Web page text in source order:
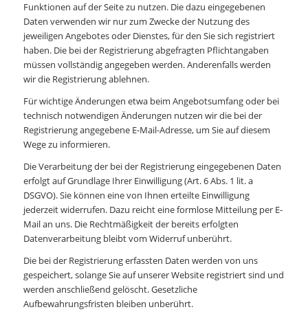
Funktionen auf der Seite zu nutzen. Die dazu eingegebenen
Daten verwenden wir nur zum Zwecke der Nutzung des
jeweiligen Angebotes oder Dienstes, für den Sie sich registriert
haben. Die bei der Registrierung abgefragten Pflichtangaben
müssen vollständig angegeben werden. Anderenfalls werden
wir die Registrierung ablehnen.
Für wichtige Änderungen etwa beim Angebotsumfang oder bei
technisch notwendigen Änderungen nutzen wir die bei der
Registrierung angegebene E-Mail-Adresse, um Sie auf diesem
Wege zu informieren.
Die Verarbeitung der bei der Registrierung eingegebenen Daten
erfolgt auf Grundlage Ihrer Einwilligung (Art. 6 Abs. 1 lit. a
DSGVO). Sie können eine von Ihnen erteilte Einwilligung
jederzeit widerrufen. Dazu reicht eine formlose Mitteilung per E-
Mail an uns. Die Rechtmäßigkeit der bereits erfolgten
Datenverarbeitung bleibt vom Widerruf unberührt.
Die bei der Registrierung erfassten Daten werden von uns
gespeichert, solange Sie auf unserer Website registriert sind und
werden anschließend gelöscht. Gesetzliche
Aufbewahrungsfristen bleiben unberührt.